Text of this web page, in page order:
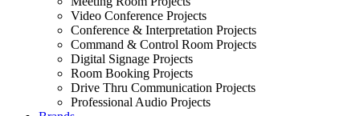
Video Conference Projects
Conference & Interpretation Projects
Command & Control Room Projects
Digital Signage Projects
Room Booking Projects
Drive Thru Communication Projects
Professional Audio Projects